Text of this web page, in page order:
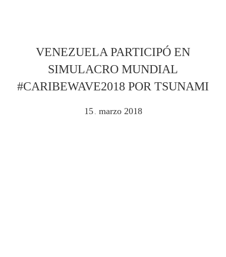
VENEZUELA PARTICIPÓ EN
SIMULACRO MUNDIAL
#CARIBEWAVE2018 POR TSUNAMI
15 . marzo 2018